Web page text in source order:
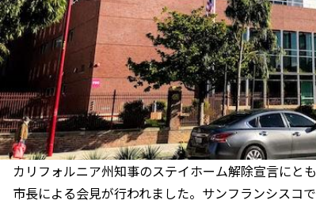
カリフォルニア州知事のステイホーム解除宣言にと
市長による会見が行われました。サンフランシスコ